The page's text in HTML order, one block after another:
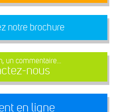
notre brochure
un commentaire...
nous
en ligne